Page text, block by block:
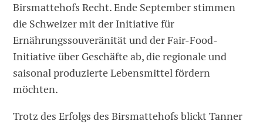
Birsmattehofs Recht. Ende September stimmen
die Schweizer mit der Initiative für
Ernährungssouveränität und der Fair-Food-
Initiative über Geschäfte ab, die regionale und
saisonal produzierte Lebensmittel fördern
möchten.
Trotz des Erfolgs des Birsmattehofs blickt Tanner